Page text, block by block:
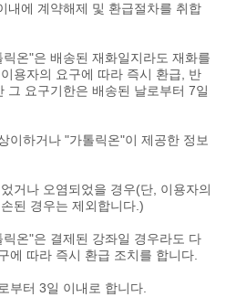
내에 계약해제 및 환급절차를 취합
온"은 배송된 재화일지라도 재화를
용자의 요구에 따라 즉시 환급, 반
그 요구기한은 배송된 날로부터 7일
하거나 "가톨릭온"이 제공한 정보
거나 오염되었을 경우(단, 이용자의
된 경우는 제외합니다.)
온"은 결제된 강좌일 경우라도 다
에 따라 즉시 환급 조치를 합니다.
부터 3일 이내로 합니다.